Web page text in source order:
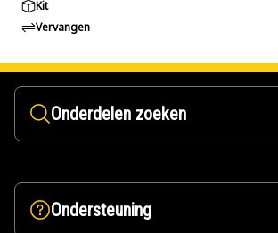
Kit
Vervangen
Onderdelen zoeken
Ondersteuning